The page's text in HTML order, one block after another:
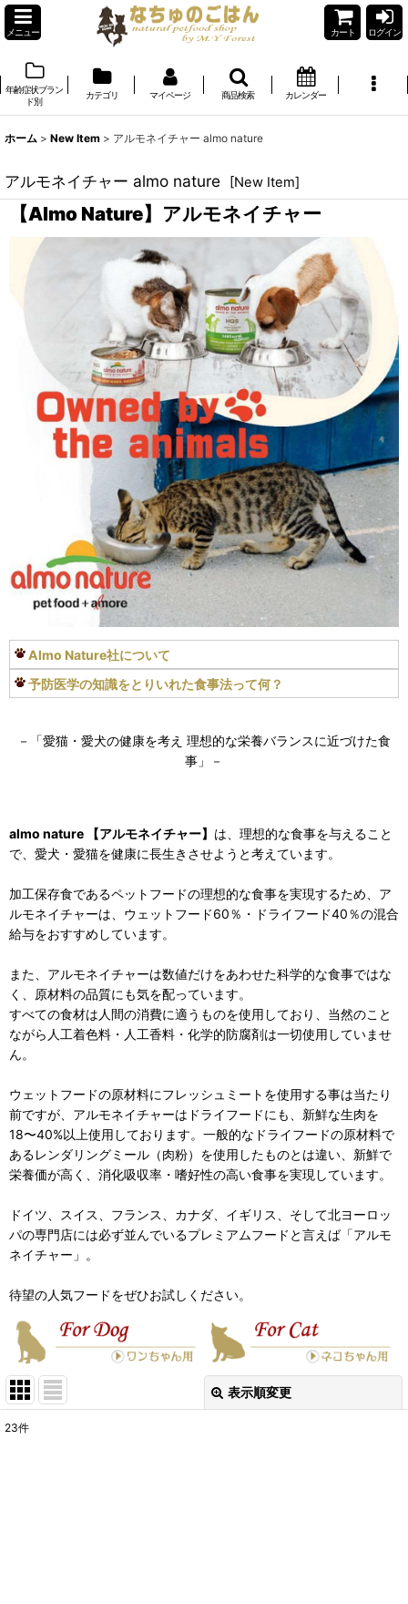
メニュー カート ログイン
年齢症状ブラン
ド別
カテゴリ マイページ 商品検索 カレンダー
ホーム > New Item > アルモネイチャー almo nature
アルモネイチャー almo nature [New Item]
【Almo Nature】アルモネイチャー
Almo Nature社について
予防医学の知識をとりいれた食事法って何？
－「愛猫・愛犬の健康を考え 理想的な栄養バランスに近づけた食
事」－
almo nature 【アルモネイチャー】 は、理想的な食事を与えること
で、愛犬・愛猫を健康に長生きさせようと考えています。
加工保存食であるペットフードの理想的な食事を実現するため、ア
ルモネイチャーは、ウェットフード60％・ドライフード40％の混合
給与をおすすめしています。
また、アルモネイチャーは数値だけをあわせた科学的な食事ではな
く、原材料の品質にも気を配っています。
すべての食材は人間の消費に適うものを使用しており、当然のこと
ながら人工着色料・人工香料・化学的防腐剤は一切使用していませ
ん。
ウェットフードの原材料にフレッシュミートを使用する事は当たり
前ですが、アルモネイチャーはドライフードにも、新鮮な生肉を
18〜40%以上使用しております。一般的なドライフードの原材料で
あるレンダリングミール（肉粉）を使用したものとは違い、新鮮で
栄養価が高く、消化吸収率・嗜好性の高い食事を実現しています。
ドイツ、スイス、フランス、カナダ、イギリス、そして北ヨーロッ
パの専門店には必ず並んでいるプレミアムフードと言えば「アルモ
ネイチャー」。
待望の人気フードをぜひお試しください。
表示順変更
23件